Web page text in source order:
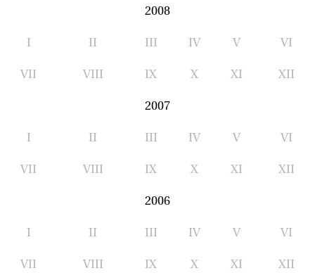
2008
I II III IV V VI
VII VIII IX X XI XII
2007
I II III IV V VI
VII VIII IX X XI XII
2006
I II III IV V VI
VII VIII IX X XI XII